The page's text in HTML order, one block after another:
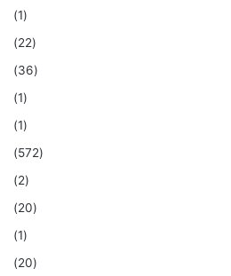
(1)
(22)
(36)
(1)
(1)
(572)
(2)
(20)
(1)
(20)